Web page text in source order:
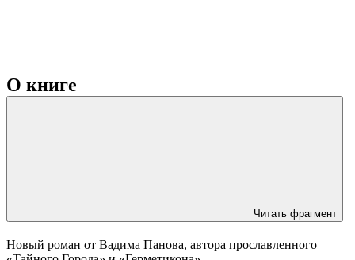
О книге
Читать фрагмент
Новый роман от Вадима Панова, автора прославленного